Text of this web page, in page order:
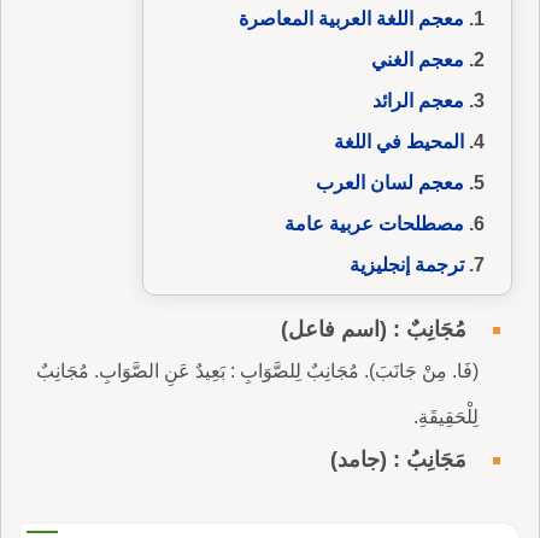
معجم اللغة العربية المعاصرة
معجم الغني
معجم الرائد
المحيط في اللغة
معجم لسان العرب
مصطلحات عربية عامة
ترجمة إنجليزية
مُجَانِبٌ : (اسم فاعل)
(فَا. مِنْ جَانَبَ). مُجَانِبٌ لِلصَّوَابِ : بَعِيدٌ عَنِ الصَّوَابِ. مُجَانِبٌ
لِلْحَقِيقَةِ.
مَجَانِبُ : (جامد)